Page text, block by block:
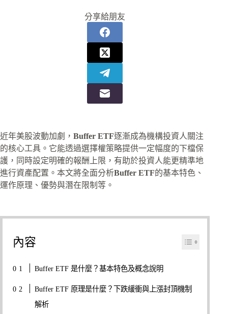
分享給朋友
近年美股波動加劇， Buffer ETF逐漸成為機構投資人關注
的核心工具。它能透過選擇權策略提供一定幅度的下檔保
護，同時設定明確的報酬上限，有助於投資人能更精準地
進行資產配置。本文將全面分析Buffer ETF的基本特色、
運作原理、優勢與潛在限制等。
內容
Buffer ETF 是什麼？基本特色及概念說明
Buffer ETF 原理是什麼？下跌緩衝與上漲封頂機制
解析